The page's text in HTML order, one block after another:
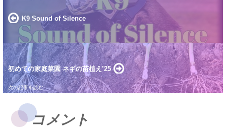
K9 Sound of Silence
初めての家庭菜園 ネギの苗植え’25
コメント